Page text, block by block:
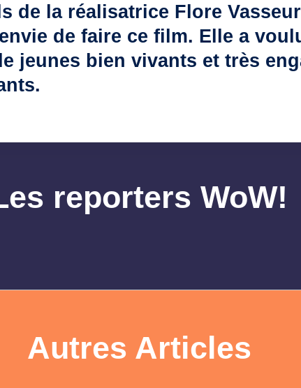
de la réalisatrice Flore
de faire ce film. Elle a
jeunes bien vivants et très
reporters WoW!
Autres Articles